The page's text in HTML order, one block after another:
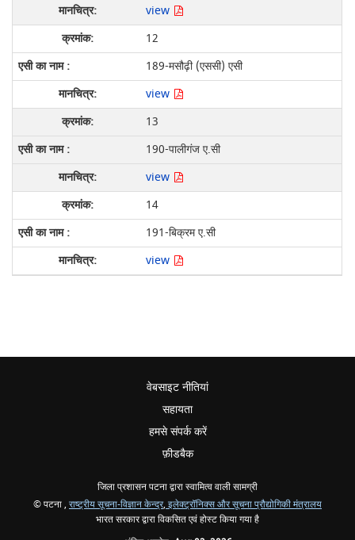
view
12
189-मसौढ़ी (एससी) एसी
view
13
190-पालीगंज ए.सी
view
14
191-बिक्रम ए.सी
view
वेबसाइट नीतियां
सहायता
हमसे संपर्क करें
फ़ीडबैक
जिला प्रशासन पटना द्वारा स्वामित्व वाली सामग्री
© पटना , राष्ट्रीय सूचना-विज्ञान केन्द्र, इलेक्ट्रॉनिक्स और सूचना प्रौद्योगिकी मंत्रालय
भारत सरकार द्वारा विकसित एवं होस्ट किया गया है